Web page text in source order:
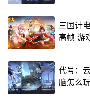
三国计
高帧 游
代号：
脑怎么